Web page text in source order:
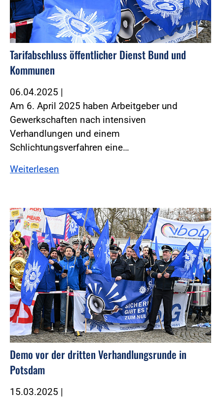
Tarifabschluss öffentlicher Dienst Bund und
Kommunen
06.04.2025 |
Am 6. April 2025 haben Arbeitgeber und
Gewerkschaften nach intensiven
Verhandlungen und einem
Schlichtungsverfahren eine…
Weiterlesen
Foto:Foto: Windmüller
Demo vor der dritten Verhandlungsrunde in
Potsdam
15.03.2025 |